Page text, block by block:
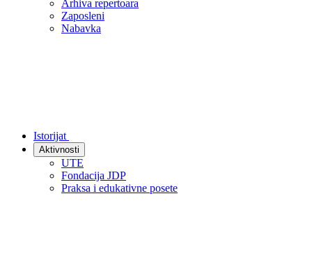
Arhiva repertoara
Zaposleni
Nabavka
Istorijat
Aktivnosti
UTE
Fondacija JDP
Praksa i edukativne posete